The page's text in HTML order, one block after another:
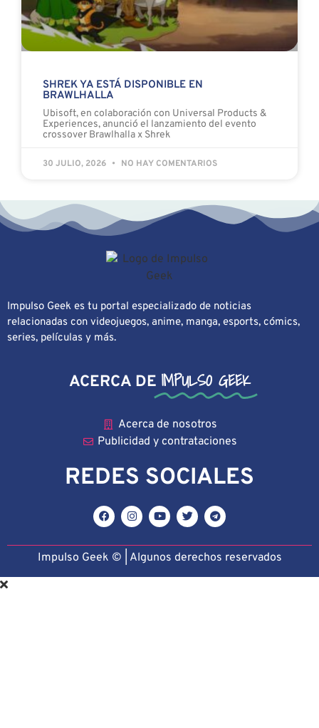
SHREK YA ESTÁ DISPONIBLE EN
BRAWLHALLA
Ubisoft, en colaboración con Universal Products &
Experiences, anunció el lanzamiento del evento
crossover Brawlhalla x Shrek
30 JULIO, 2026 NO HAY COMENTARIOS
Impulso Geek es tu portal especializado de noticias
relacionadas con videojuegos, anime, manga, esports, cómics,
series, películas y más.
ACERCA DE IMPULSO GEEK
Acerca de nosotros
Publicidad y contrataciones
REDES SOCIALES
Impulso Geek © | Algunos derechos reservados